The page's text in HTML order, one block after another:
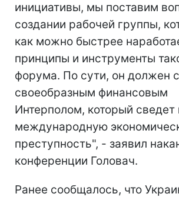
инициативы, мы поставим
создании рабочей группы,
как можно быстрее
принципы и инструменты
форума. По сути, он должен
своеобразным финансовым
Интерполом, который сведет
международную
преступность", - заявил
конференции Головач.
Ранее сообщалось, что